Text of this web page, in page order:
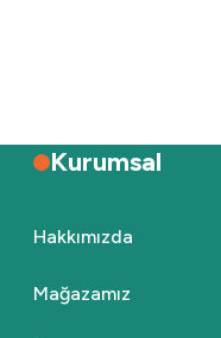
Kurumsal
Hakkımızda
Mağazamız